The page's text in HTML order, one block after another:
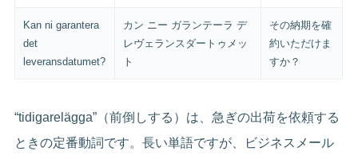
Kan ni garantera
det
leveransdatumet?
カン ニー ガランテーラ デ
レヴェランスダートゥメッ
ト
その納期を確
約いただけま
すか？
“tidigarelägga”（前倒しする）は、急ぎの出荷を依頼する
ときの定番動詞です。長い単語ですが、ビジネスメール